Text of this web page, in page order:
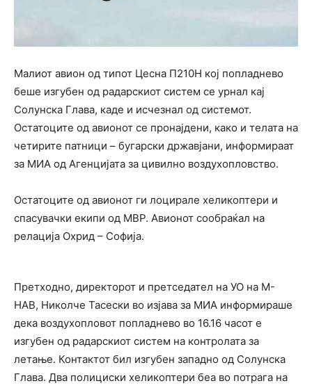
Малиот авион од типот Цесна П210Н кој попладнево
беше изгубен од радарскиот систем се урнал кај
Солунска Глава, каде и исчезнал од системот.
Остатоците од авионот се пронајдени, како и телата на
четирите патници – бугарски државјани, информираат
за МИА од Агенцијата за цивилно воздухопловство.
Остатоците од авионот ги лоцирале хеликоптери и
спасувачки екипи од МВР. Авионот сообраќал на
релација Охрид – Софија.
Претходно, директорот и претседател на УО на М-
НАВ, Николче Тасески во изјава за МИА информираше
дека воздухопловот попладнево во 16.16 часот е
изгубен од радарскиот систем на контролата за
летање. Контактот бил изгубен западно од Солунска
Глава. Два полициски хеликоптери беа во потрага на